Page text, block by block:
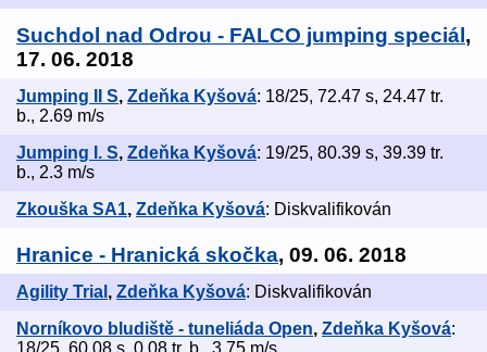
Suchdol nad Odrou - FALCO jumping speciál,
17. 06. 2018
Jumping II S, Zdeňka Kyšová: 18/25, 72.47 s, 24.47 tr.
b., 2.69 m/s
Jumping I. S, Zdeňka Kyšová: 19/25, 80.39 s, 39.39 tr.
b., 2.3 m/s
Zkouška SA1, Zdeňka Kyšová: Diskvalifikován
Hranice - Hranická skočka, 09. 06. 2018
Agility Trial , Zdeňka Kyšová: Diskvalifikován
Norníkovo bludiště - tuneliáda Open, Zdeňka Kyšová:
18/25, 60.08 s, 0.08 tr. b., 3.75 m/s